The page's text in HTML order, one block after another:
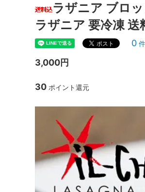
ラザニア ブロ
ラザニア 要冷凍 送
0
3,000円
30 ポイント還元